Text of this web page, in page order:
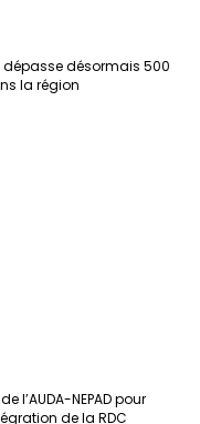
désormais 500
la région
NEPAD pour
de la RDC